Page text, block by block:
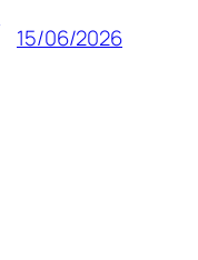
15/06/2026